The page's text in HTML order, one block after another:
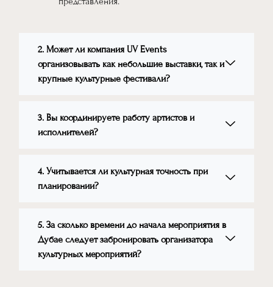
2. Может ли компания UV Events
организовывать как небольшие выставки, так и
крупные культурные фестивали?
3. Вы координируете работу артистов и
исполнителей?
4. Учитывается ли культурная точность при
планировании?
5. За сколько времени до начала мероприятия в
Дубае следует забронировать организатора
культурных мероприятий?